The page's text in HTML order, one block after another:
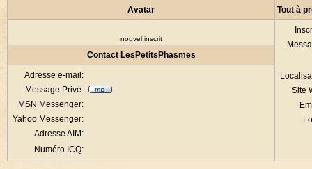
Avatar Tout à
nouvel inscrit
Site
Contact LesPetitsPhasmes
Adresse e-mail:
Message Privé:
MSN Messenger:
Yahoo Messenger:
Adresse AIM:
Numéro ICQ: